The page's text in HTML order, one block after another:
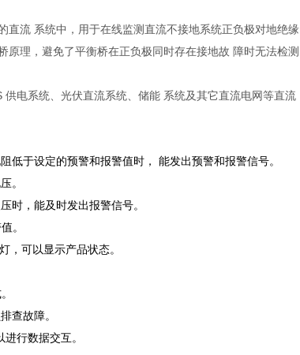
直流 系统中，用于在线监测直流不接地系统正负极对地绝缘
理，避免了平衡桥在正负极同时存在接地故 障时无法检测
电系统、光伏直流系统、储能 系统及其它直流电网等直流
低于设定的预警和报警值时，能发出预警和报警信号。
。
时，能及时发出报警信号。
。
，可以显示产品状态。
查故障。
进行数据交互。